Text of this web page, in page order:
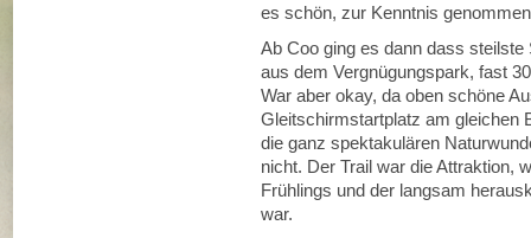
es schön, zur Kenntnis
Ab Coo ging es dann dass
aus dem Vergnügungspark, fast
War aber okay, da oben schöne
Gleitschirmstartplatz am gleichen
die ganz spektakulären
nicht. Der Trail war die Attraktion,
Frühlings und der langsam
war.